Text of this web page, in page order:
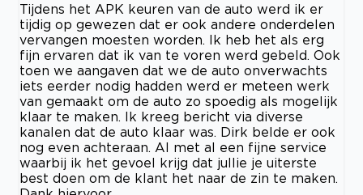
Tijdens het APK keuren van de auto werd ik er
tijdig op gewezen dat er ook andere onderdelen
vervangen moesten worden. Ik heb het als erg
fijn ervaren dat ik van te voren werd gebeld. Ook
toen we aangaven dat we de auto onverwachts
iets eerder nodig hadden werd er meteen werk
van gemaakt om de auto zo spoedig als mogelijk
klaar te maken. Ik kreeg bericht via diverse
kanalen dat de auto klaar was. Dirk belde er ook
nog even achteraan. Al met al een fijne service
waarbij ik het gevoel krijg dat jullie je uiterste
best doen om de klant het naar de zin te maken.